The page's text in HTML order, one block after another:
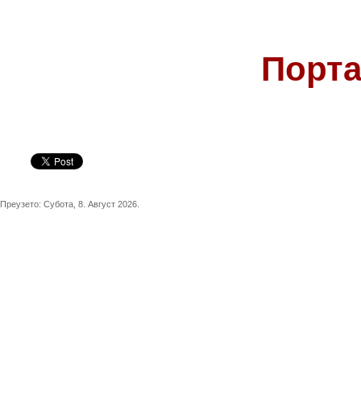
Преузето: Субота, 8. Август 2026.